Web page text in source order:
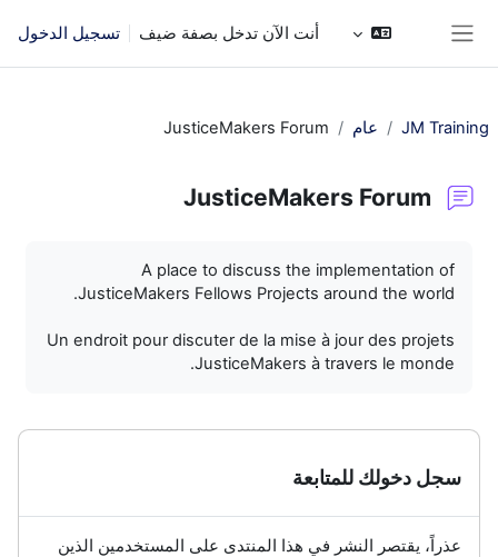
أنت الآن تدخل بصفة ضيف تسجيل الدخول
JM Training عام JusticeMakers Forum
JusticeMakers Forum
A place to discuss the implementation of
JusticeMakers Fellows Projects around the world.
Un endroit pour discuter de la mise à jour des projets
JusticeMakers à travers le monde.
سجل دخولك للمتابعة
عذراً، يقتصر النشر في هذا المنتدى على المستخدمين الذين